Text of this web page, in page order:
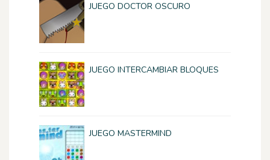
JUEGO DOCTOR OSCURO
JUEGO INTERCAMBIAR BLOQUES
JUEGO MASTERMIND